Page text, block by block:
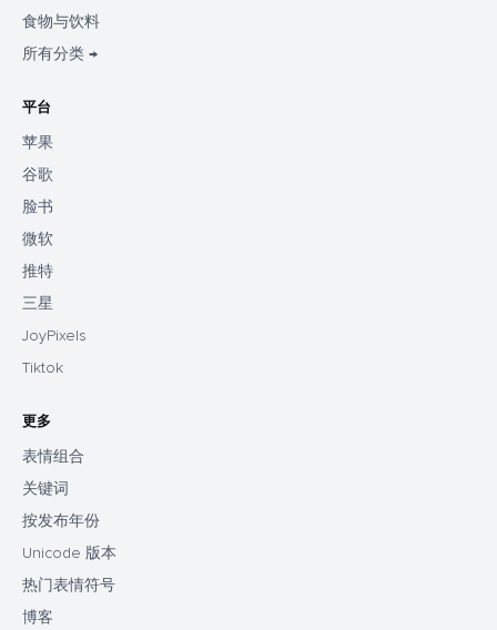
食物与饮料
所有分类 →
平台
苹果
谷歌
脸书
微软
推特
三星
JoyPixels
Tiktok
更多
表情组合
关键词
按发布年份
Unicode 版本
热门表情符号
博客